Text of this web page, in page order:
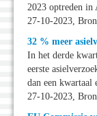
2023 optreden in
27-10-2023,
32 % meer
In het derde
eerste
dan een kwartaal
27-10-2023,